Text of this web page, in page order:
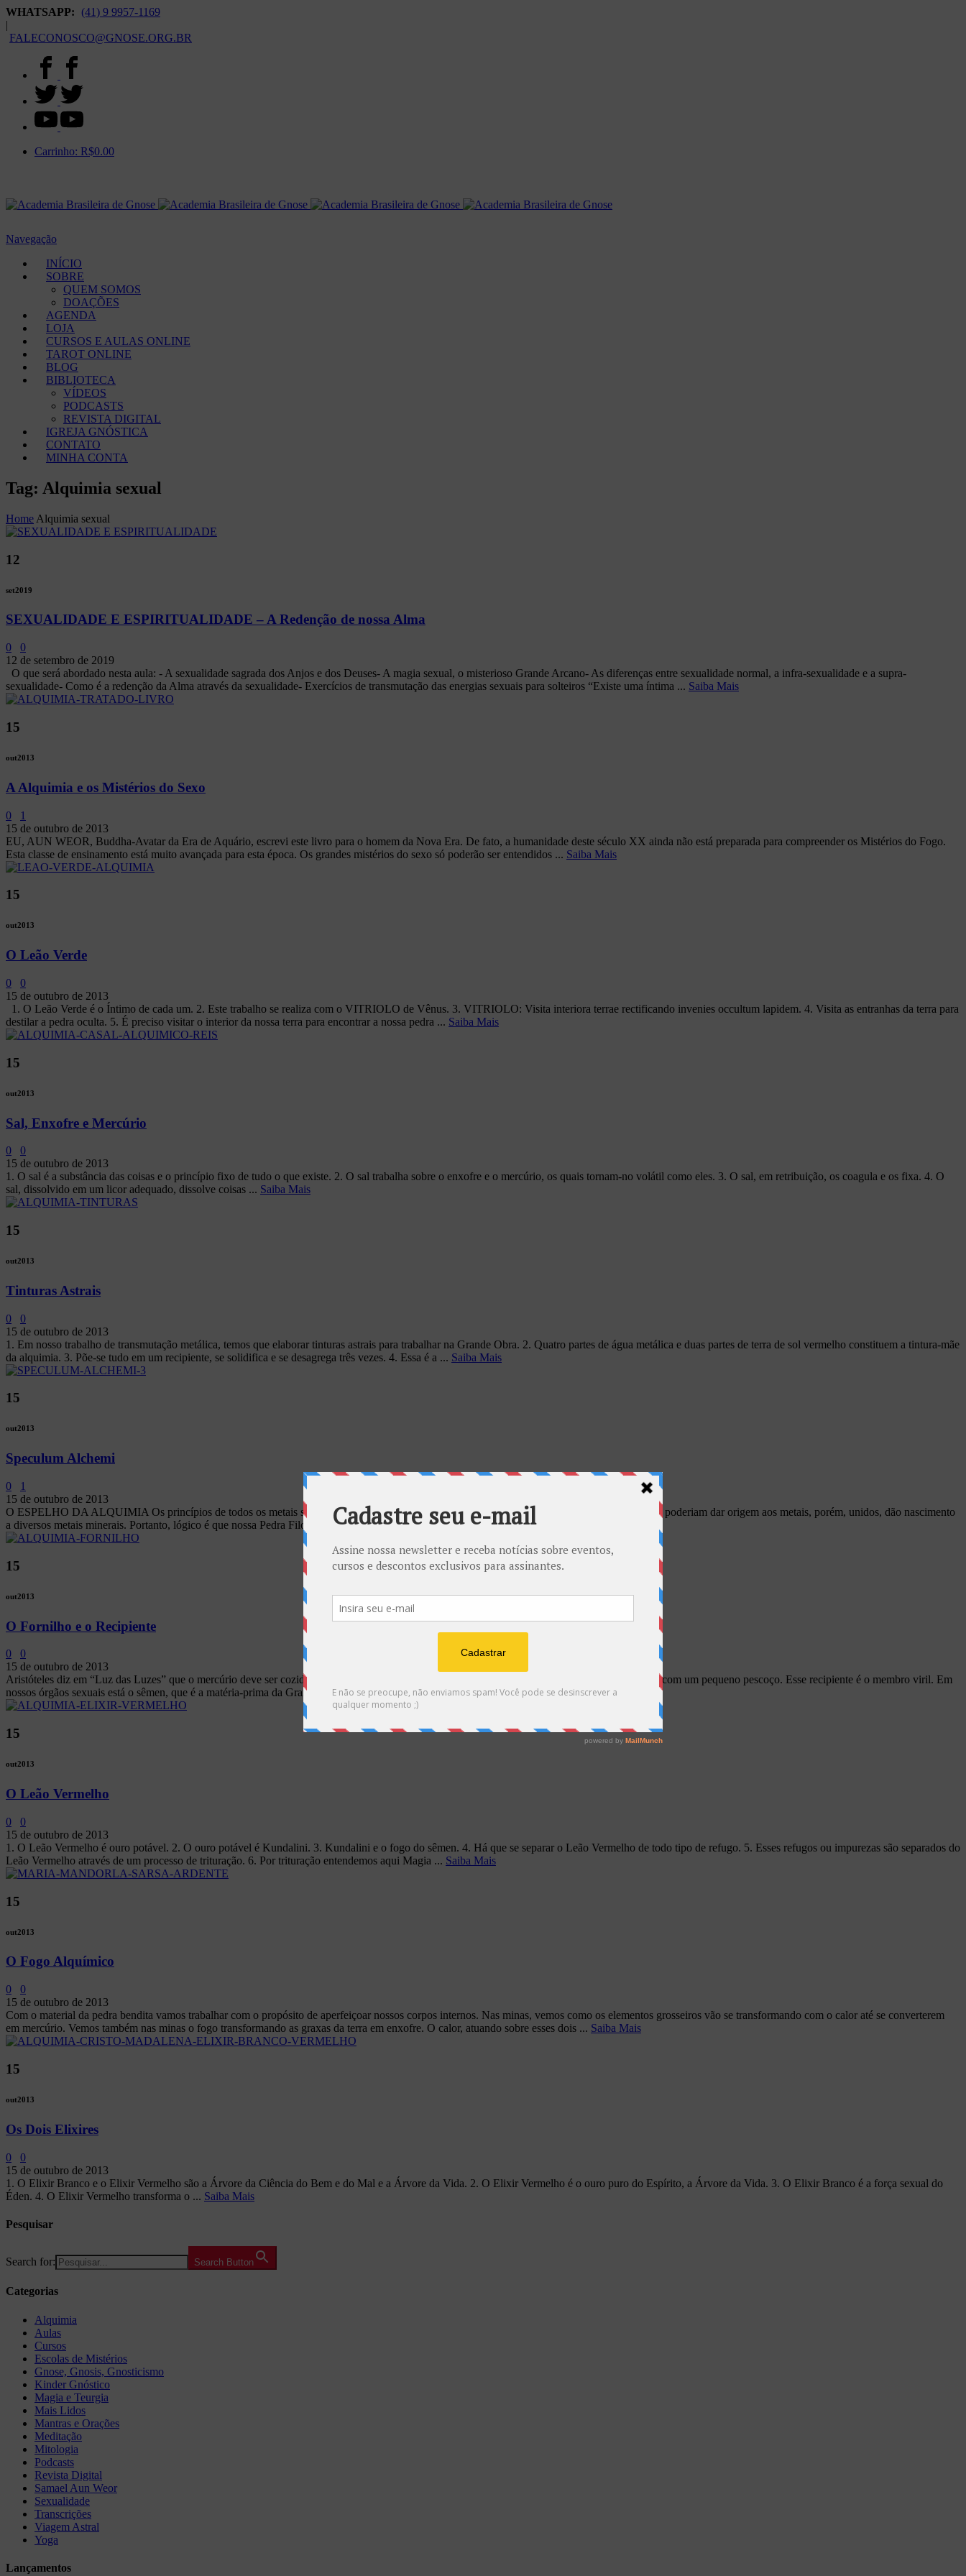
WHATSAPP:
(41) 9 9957-1169
|
FALECONOSCO@GNOSE.ORG.BR
Carrinho: R$0.00
Navegação
INÍCIO
SOBRE
QUEM SOMOS
DOAÇÕES
AGENDA
LOJA
CURSOS E AULAS ONLINE
TAROT ONLINE
BLOG
BIBLIOTECA
VÍDEOS
PODCASTS
REVISTA DIGITAL
IGREJA GNÓSTICA
CONTATO
MINHA CONTA
Tag: Alquimia sexual
Home Alquimia sexual
12
set2019
SEXUALIDADE E ESPIRITUALIDADE – A Redenção de nossa Alma
0
0
12 de setembro de 2019
O que será abordado nesta aula: - A sexualidade sagrada dos Anjos e dos Deuses- A magia sexual, o misterioso Grande Arcano- As diferenças entre sexualidade normal, a infra-sexualidade e a supra-
sexualidade- Como é a redenção da Alma através da sexualidade- Exercícios de transmutação das energias sexuais para solteiros “Existe uma íntima ... Saiba Mais
15
out2013
A Alquimia e os Mistérios do Sexo
0
1
15 de outubro de 2013
EU, AUN WEOR, Buddha-Avatar da Era de Aquário, escrevi este livro para o homem da Nova Era. De fato, a humanidade deste século XX ainda não está preparada para compreender os Mistérios do Fogo.
Esta classe de ensinamento está muito avançada para esta época. Os grandes mistérios do sexo só poderão ser entendidos ... Saiba Mais
15
out2013
O Leão Verde
0
0
15 de outubro de 2013
1. O Leão Verde é o Íntimo de cada um. 2. Este trabalho se realiza com o VITRIOLO de Vênus. 3. VITRIOLO: Visita interiora terrae rectificando invenies occultum lapidem. 4. Visita as entranhas da terra para
destilar a pedra oculta. 5. É preciso visitar o interior da nossa terra para encontrar a nossa pedra ... Saiba Mais
15
out2013
Sal, Enxofre e Mercúrio
0
0
15 de outubro de 2013
1. O sal é a substância das coisas e o princípio fixo de tudo o que existe. 2. O sal trabalha sobre o enxofre e o mercúrio, os quais tornam-no volátil como eles. 3. O sal, em retribuição, os coagula e os fixa. 4. O
sal, dissolvido em um licor adequado, dissolve coisas ... Saiba Mais
15
out2013
Tinturas Astrais
0
0
15 de outubro de 2013
1. Em nosso trabalho de transmutação metálica, temos que elaborar tinturas astrais para trabalhar na Grande Obra. 2. Quatro partes de água metálica e duas partes de terra de sol vermelho constituem a tintura-mãe
da alquimia. 3. Põe-se tudo em um recipiente, se solidifica e se desagrega três vezes. 4. Essa é a ... Saiba Mais
15
out2013
Speculum Alchemi
0
1
15 de outubro de 2013
O ESPELHO DA ALQUIMIA Os princípios de todos os metais são o mercúrio, o sal e o enxofre. Só o mercúrio, só o enxofre ou só o sal jamais poderiam dar origem aos metais, porém, unidos, dão nascimento
a diversos metais minerais. Portanto, lógico é que nossa Pedra Filosofal deva ter inevitavelmente ...Saiba Mais
15
out2013
O Fornilho e o Recipiente
0
0
15 de outubro de 2013
Aristóteles diz em “Luz das Luzes” que o mercúrio deve ser cozido em um tríplice recipiente de vidro muito duro. O recipiente deve ser redondo com um pequeno pescoço. Esse recipiente é o membro viril. Em
nossos órgãos sexuais está o sêmen, que é a matéria-prima da Grande Obra. O recipiente deve ...Saiba Mais
15
out2013
O Leão Vermelho
0
0
15 de outubro de 2013
1. O Leão Vermelho é ouro potável. 2. O ouro potável é Kundalini. 3. Kundalini e o fogo do sêmen. 4. Há que se separar o Leão Vermelho de todo tipo de refugo. 5. Esses refugos ou impurezas são separados do
Leão Vermelho através de um processo de trituração. 6. Por trituração entendemos aqui Magia ... Saiba Mais
15
out2013
O Fogo Alquímico
0
0
15 de outubro de 2013
Com o material da pedra bendita vamos trabalhar com o propósito de aperfeiçoar nossos corpos internos. Nas minas, vemos como os elementos grosseiros vão se transformando com o calor até se converterem
em mercúrio. Vemos também nas minas o fogo transformando as graxas da terra em enxofre. O calor, atuando sobre esses dois ... Saiba Mais
15
out2013
Os Dois Elixires
0
0
15 de outubro de 2013
1. O Elixir Branco e o Elixir Vermelho são a Árvore da Ciência do Bem e do Mal e a Árvore da Vida. 2. O Elixir Vermelho é o ouro puro do Espírito, a Árvore da Vida. 3. O Elixir Branco é a força sexual do
Éden. 4. O Elixir Vermelho transforma o ... Saiba Mais
Pesquisar
Search for: Search Button
Categorias
Alquimia
Aulas
Cursos
Escolas de Mistérios
Gnose, Gnosis, Gnosticismo
Kinder Gnóstico
Magia e Teurgia
Mais Lidos
Mantras e Orações
Meditação
Mitologia
Podcasts
Revista Digital
Samael Aun Weor
Sexualidade
Transcrições
Viagem Astral
Yoga
Lançamentos